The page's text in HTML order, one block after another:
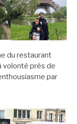
du restaurant
volonté près de
par